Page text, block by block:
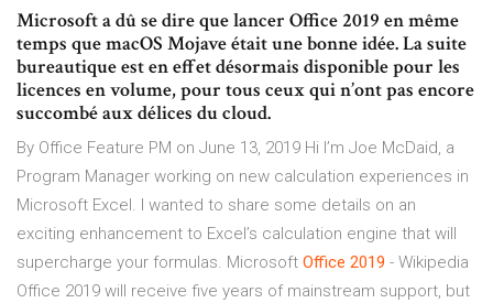
Microsoft a dû se dire que lancer Office 2019 en même
temps que macOS Mojave était une bonne idée. La suite
bureautique est en effet désormais disponible pour les
licences en volume, pour tous ceux qui n’ont pas encore
succombé aux délices du cloud.
By Office Feature PM on June 13, 2019 Hi I’m Joe McDaid, a
Program Manager working on new calculation experiences in
Microsoft Excel. I wanted to share some details on an
exciting enhancement to Excel’s calculation engine that will
supercharge your formulas. Microsoft Office 2019 - Wikipedia
Office 2019 will receive five years of mainstream support, but